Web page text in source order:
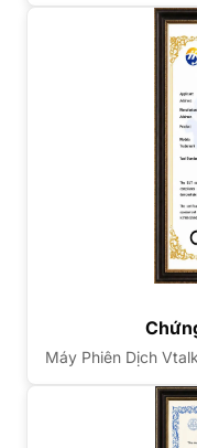
Máy Phiên Dịch